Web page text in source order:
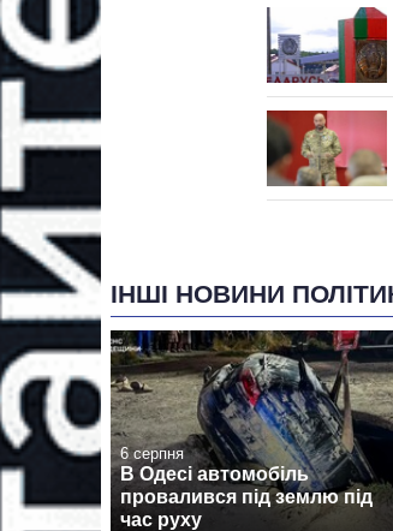
ІНШІ НОВИНИ
6 серпня
В Одесі автомобіль
провалився під землю під
час руху